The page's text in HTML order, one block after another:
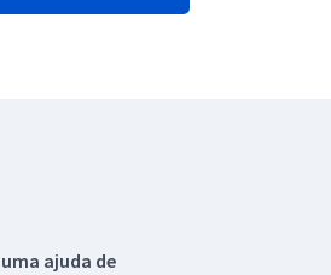
ajuda de